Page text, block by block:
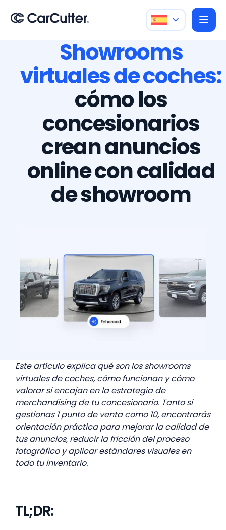
Showrooms
virtuales de coches:
cómo los
concesionarios
crean anuncios
online con calidad
de showroom
Este artículo explica qué son los showrooms
virtuales de coches, cómo funcionan y cómo
valorar si encajan en la estrategia de
merchandising de tu concesionario. Tanto si
gestionas 1 punto de venta como 10, encontrarás
orientación práctica para mejorar la calidad de
tus anuncios, reducir la fricción del proceso
fotográfico y aplicar estándares visuales en
todo tu inventario.
TL;DR: